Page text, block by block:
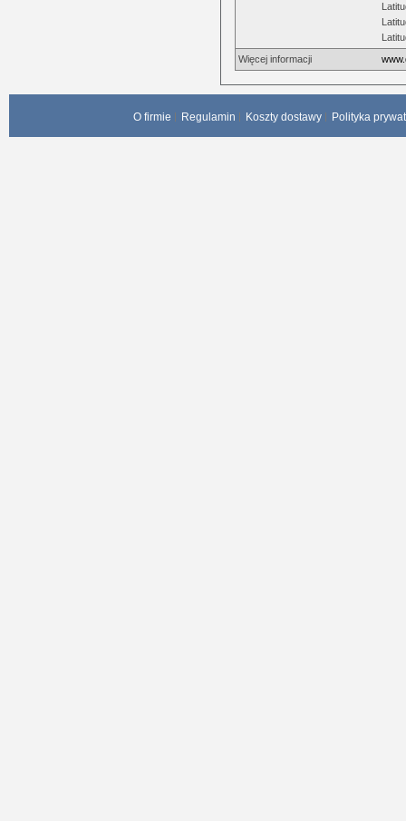
Więcej informacji
O firmie Regulamin Koszty dostawy Polityka